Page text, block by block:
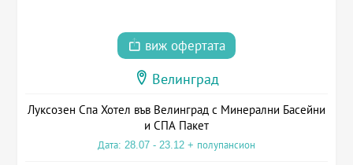
виж офертата
Велинград
Луксозен Спа Хотел във Велинград с Минерални Басейни
и СПА Пакет
Дата: 28.07 - 23.12 + полупансион